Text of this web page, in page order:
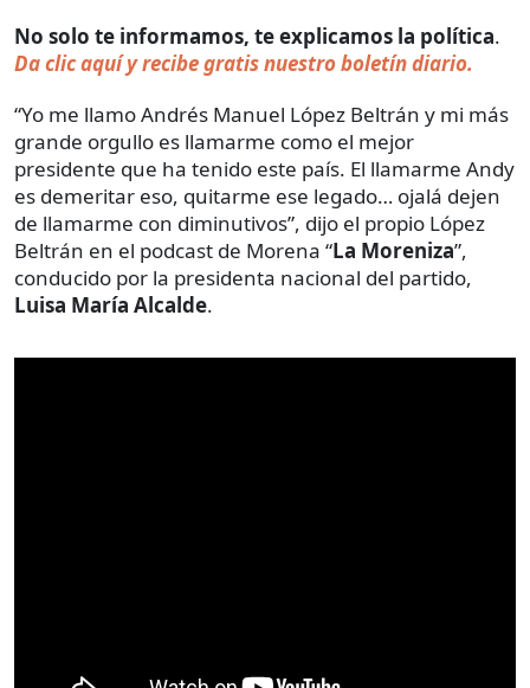
No solo te informamos, te explicamos la política.
Da clic aquí y recibe gratis nuestro boletín diario.
“Yo me llamo Andrés Manuel López Beltrán y mi más
grande orgullo es llamarme como el mejor
presidente que ha tenido este país. El llamarme Andy
es demeritar eso, quitarme ese legado… ojalá dejen
de llamarme con diminutivos”, dijo el propio López
Beltrán en el podcast de Morena “La Moreniza”,
conducido por la presidenta nacional del partido,
Luisa María Alcalde.